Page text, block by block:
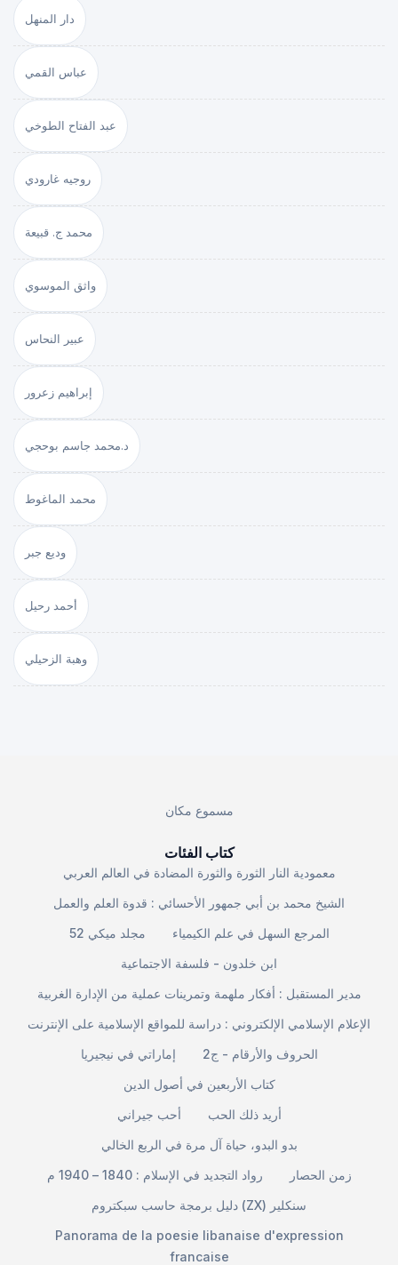
دار المنهل
عباس القمي
عبد الفتاح الطوخي
روجيه غارودي
محمد ج. قبيعة
واثق الموسوي
عبير النحاس
إبراهيم زعرور
د.محمد جاسم بوحجي
محمد الماغوط
وديع جبر
أحمد رحيل
وهبة الزحيلي
مسموع مكان
كتاب الفئات
معمودية النار الثورة والثورة المضادة في العالم العربي
الشيخ محمد بن أبي جمهور الأحسائي : قدوة العلم والعمل
مجلد ميكي 52
المرجع السهل في علم الكيمياء
ابن خلدون - فلسفة الاجتماعية
مدير المستقبل : أفكار ملهمة وتمرينات عملية من الإدارة الغربية
الإعلام الإسلامي الإلكتروني : دراسة للمواقع الإسلامية على الإنترنت
إماراتي في نيجيريا
الحروف والأرقام - ج2
كتاب الأربعين في أصول الدين
أحب جيراني
أريد ذلك الحب
بدو البدو، حياة آل مرة في الربع الخالي
رواد التجديد في الإسلام : 1840 – 1940 م
زمن الحصار
دليل برمجة حاسب سبكتروم (ZX) سنكلير
Panorama de la poesie libanaise d'expression
francaise